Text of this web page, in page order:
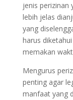
jenis perizinan
lebih jelas
yang
harus
memakan
Mengurus
penting agar
manfaat yang